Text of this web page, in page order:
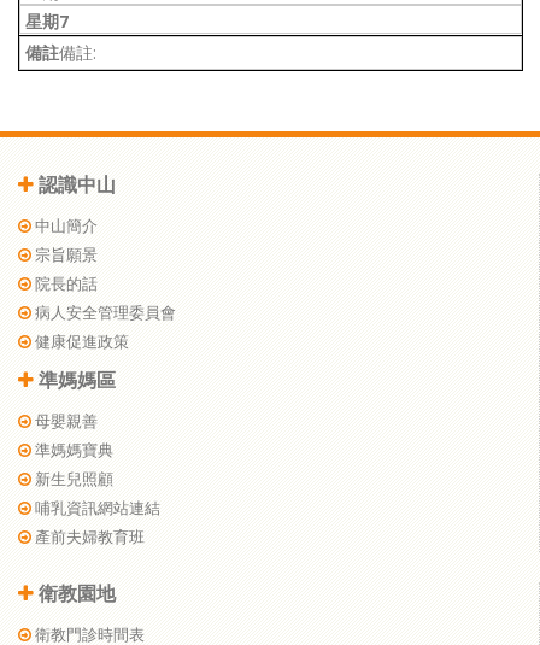
備註:
認識中山
中山簡介
宗旨願景
院長的話
病人安全管理委員會
健康促進政策
準媽媽區
母嬰親善
準媽媽寶典
新生兒照顧
哺乳資訊網站連結
產前夫婦教育班
衛教園地
衛教門診時間表